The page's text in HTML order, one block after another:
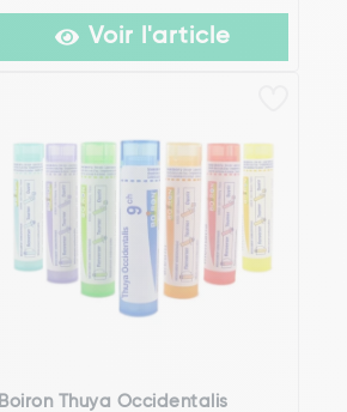
Voir l'article
Boiron Thuya Occidentalis